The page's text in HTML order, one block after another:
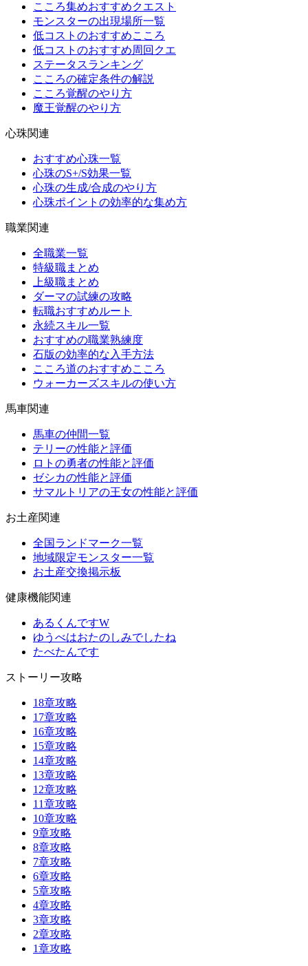
こころ集めおすすめクエスト
モンスターの出現場所一覧
低コストのおすすめこころ
低コストのおすすめ周回クエ
ステータスランキング
こころの確定条件の解説
こころ覚醒のやり方
魔王覚醒のやり方
心珠関連
おすすめ心珠一覧
心珠のS+/S効果一覧
心珠の生成/合成のやり方
心珠ポイントの効率的な集め方
職業関連
全職業一覧
特級職まとめ
上級職まとめ
ダーマの試練の攻略
転職おすすめルート
永続スキル一覧
おすすめの職業熟練度
石版の効率的な入手方法
こころ道のおすすめこころ
ウォーカーズスキルの使い方
馬車関連
馬車の仲間一覧
テリーの性能と評価
ロトの勇者の性能と評価
ゼシカの性能と評価
サマルトリアの王女の性能と評価
お土産関連
全国ランドマーク一覧
地域限定モンスター一覧
お土産交換掲示板
健康機能関連
あるくんですW
ゆうべはおたのしみでしたね
たべたんです
ストーリー攻略
18章攻略
17章攻略
16章攻略
15章攻略
14章攻略
13章攻略
12章攻略
11章攻略
10章攻略
9章攻略
8章攻略
7章攻略
6章攻略
5章攻略
4章攻略
3章攻略
2章攻略
1章攻略